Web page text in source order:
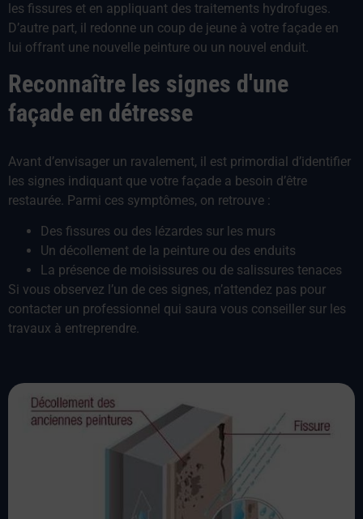
les fissures et en appliquant des traitements hydrofuges.
D’autre part, il redonne un coup de jeune à votre façade en
lui offrant une nouvelle peinture ou un nouvel enduit.
Reconnaître les signes d'une
façade en détresse
Avant d’envisager un ravalement, il est primordial d’identifier
les signes indiquant que votre façade a besoin d’être
restaurée. Parmi ces symptômes, on retrouve :
Des fissures ou des lézardes sur les murs
Un décollement de la peinture ou des enduits
La présence de moisissures ou de salissures tenaces
Si vous observez l’un de ces signes, n’attendez pas pour
contacter un professionnel qui saura vous conseiller sur les
travaux à entreprendre.